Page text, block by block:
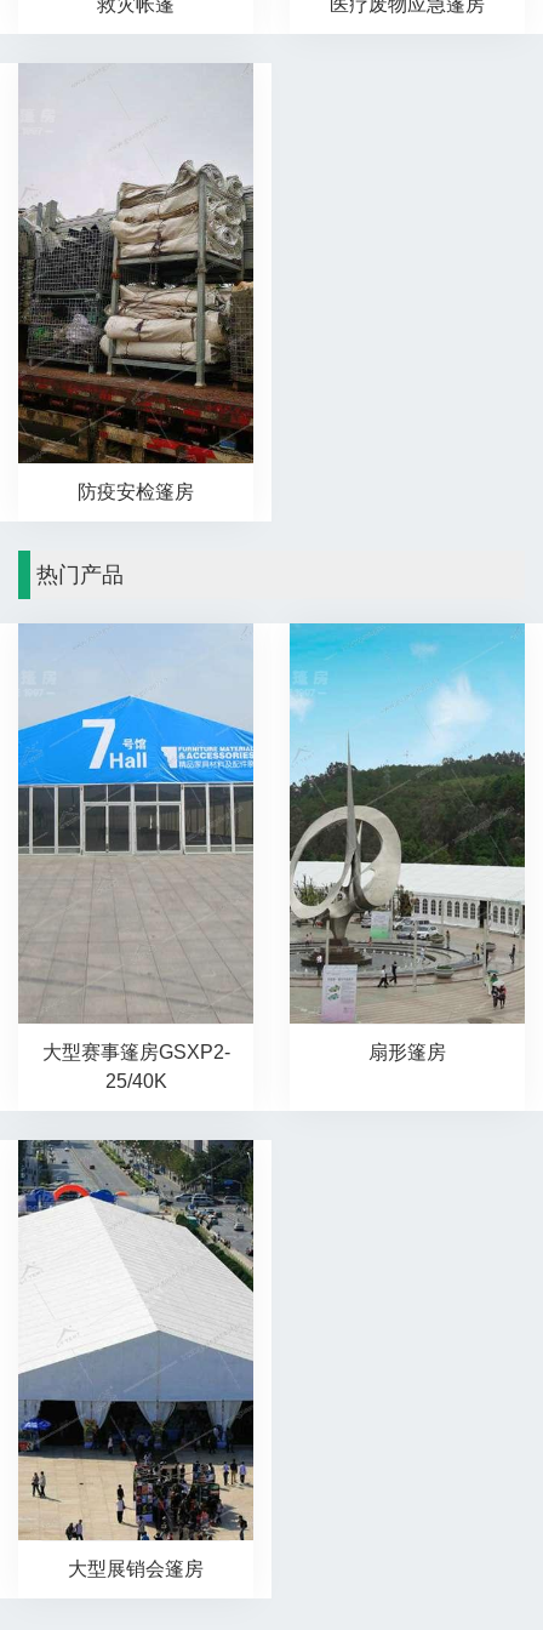
救灾帐篷 医疗废物应急篷房
防疫安检篷房
热门产品
大型赛事篷房GSXP2-
25/40K
扇形篷房
大型展销会篷房